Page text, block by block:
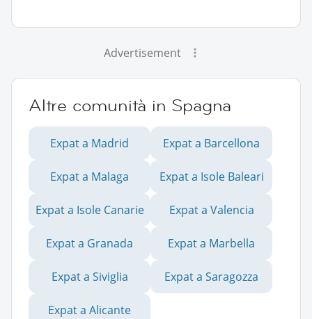
Advertisement
Altre comunità in Spagna
Expat a Madrid Expat a Barcellona
Expat a Malaga Expat a Isole Baleari
Expat a Isole Canarie Expat a Valencia
Expat a Granada Expat a Marbella
Expat a Siviglia Expat a Saragozza
Expat a Alicante